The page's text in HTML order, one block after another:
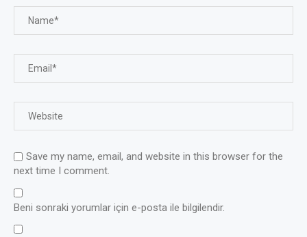
Save my name, email, and website in this browser for the
next time I comment.
Beni sonraki yorumlar için e-posta ile bilgilendir.